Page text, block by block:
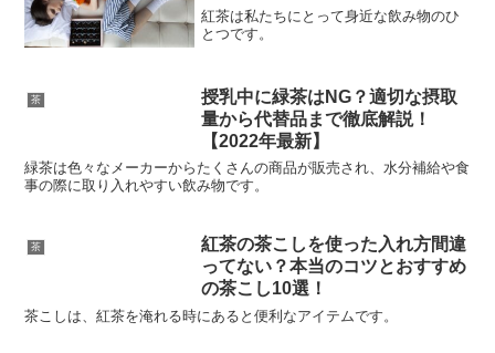
紅茶は私たちにとって身近な飲み物のひ
とつです。
茶
授乳中に緑茶はNG？適切な摂取
量から代替品まで徹底解説！
【2022年最新】
緑茶は色々なメーカーからたくさんの商品が販売され、水分補給や食
事の際に取り入れやすい飲み物です。
茶
紅茶の茶こしを使った入れ方間違
ってない？本当のコツとおすすめ
の茶こし10選！
茶こしは、紅茶を淹れる時にあると便利なアイテムです。